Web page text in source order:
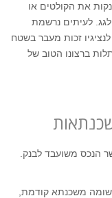
את הקולטים או
לעיתים נרשמת
זכות מעבר בשטח
ברצונו הטוב של
הנכס משועבד לבנק.
משכנתא קודמת,